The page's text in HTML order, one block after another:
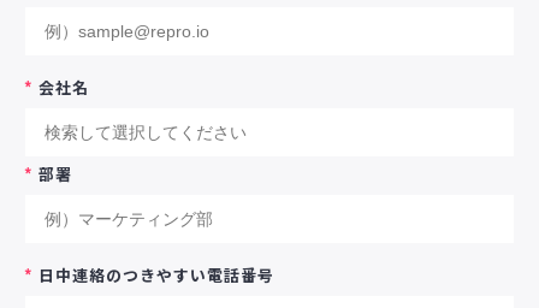
会社名
*
部署
*
日中連絡のつきやすい電話番号
*